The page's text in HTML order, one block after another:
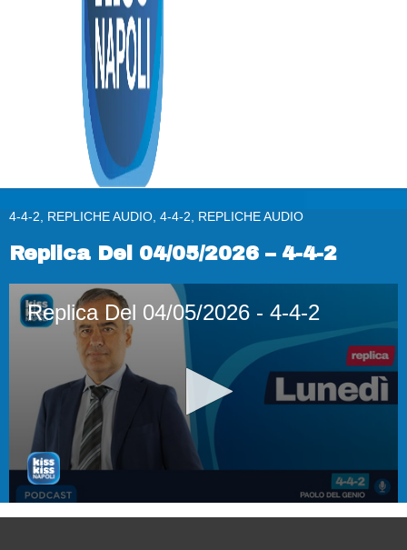
4-4-2, REPLICHE AUDIO, 4-4-2, REPLICHE AUDIO
Replica Del 04/05/2026 – 4-4-2
Replica Del 04/05/2026 - 4-4-2